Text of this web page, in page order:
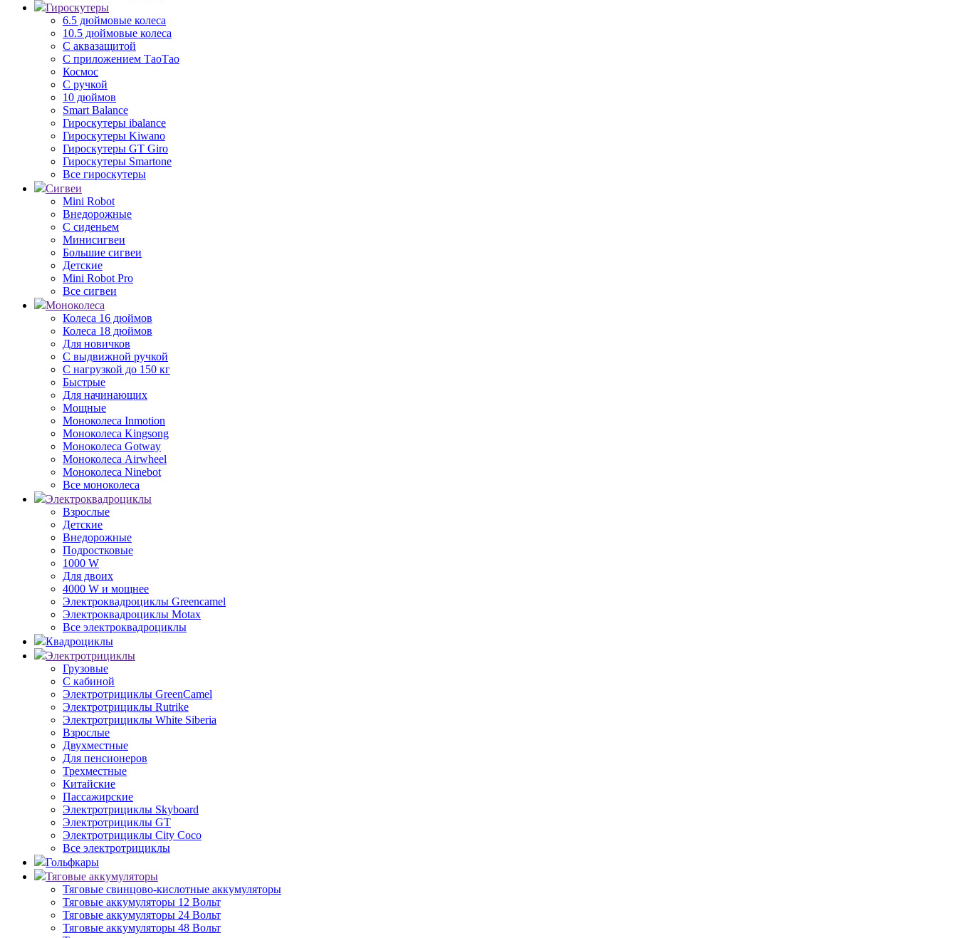
Гироскутеры
6.5 дюймовые колеса
10.5 дюймовые колеса
С аквазащитой
С приложением ТаоТао
Космос
С ручкой
10 дюймов
Smart Balance
Гироскутеры ibalance
Гироскутеры Kiwano
Гироскутеры GT Giro
Гироскутеры Smartone
Все гироскутеры
Сигвеи
Mini Robot
Внедорожные
С сиденьем
Минисигвеи
Большие сигвеи
Детские
Mini Robot Pro
Все сигвеи
Моноколеса
Колеса 16 дюймов
Колеса 18 дюймов
Для новичков
С выдвижной ручкой
С нагрузкой до 150 кг
Быстрые
Для начинающих
Мощные
Моноколеса Inmotion
Моноколеса Kingsong
Моноколеса Gotway
Моноколеса Airwheel
Моноколеса Ninebot
Все моноколеса
Электроквадроциклы
Взрослые
Детские
Внедорожные
Подростковые
1000 W
Для двоих
4000 W и мощнее
Электроквадроциклы Greencamel
Электроквадроциклы Motax
Все электроквадроциклы
Квадроциклы
Электротрициклы
Грузовые
С кабиной
Электротрициклы GreenCamel
Электротрициклы Rutrike
Электротрициклы White Siberia
Взрослые
Двухместные
Для пенсионеров
Трехместные
Китайские
Пассажирские
Электротрициклы Skyboard
Электротрициклы GT
Электротрициклы City Coco
Все электротрициклы
Гольфкары
Тяговые аккумуляторы
Тяговые свинцово-кислотные аккумуляторы
Тяговые аккумуляторы 12 Вольт
Тяговые аккумуляторы 24 Вольт
Тяговые аккумуляторы 48 Вольт